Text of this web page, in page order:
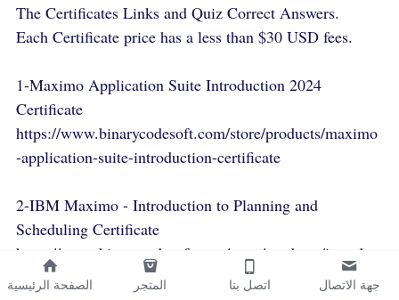
The Certificates Links and Quiz Correct Answers.
Each Certificate price has a less than $30 USD fees.
1-Maximo Application Suite Introduction 2024
Certificate
https://www.binarycodesoft.com/store/products/maximo
-application-suite-introduction-certificate
2-IBM Maximo - Introduction to Planning and
Scheduling Certificate
https://www.binarycodesoft.com/store/products/introduc
tion-to-planning-and-scheduling
الصفحة الرئيسية المتجر اتصل بنا جهة الاتصال